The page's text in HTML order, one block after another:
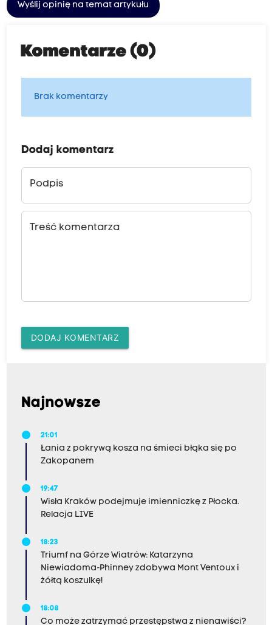
Wyślij opinię na temat artykułu
Komentarze (0)
Brak komentarzy
Dodaj komentarz
Podpis
Treść komentarza
DODAJ KOMENTARZ
Najnowsze
21:01
Łania z pokrywą kosza na śmieci błąka się po
Zakopanem
19:47
Wisła Kraków podejmuje imienniczkę z Płocka.
Relacja LIVE
18:23
Triumf na Górze Wiatrów: Katarzyna
Niewiadoma-Phinney zdobywa Mont Ventoux i
żółtą koszulkę!
18:08
Co może zatrzymać przestępstwa z nienawiści?